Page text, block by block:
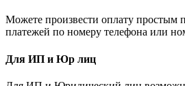
Можете произвести оплату простым
платежей по номеру телефона или
Для ИП и Юр лиц